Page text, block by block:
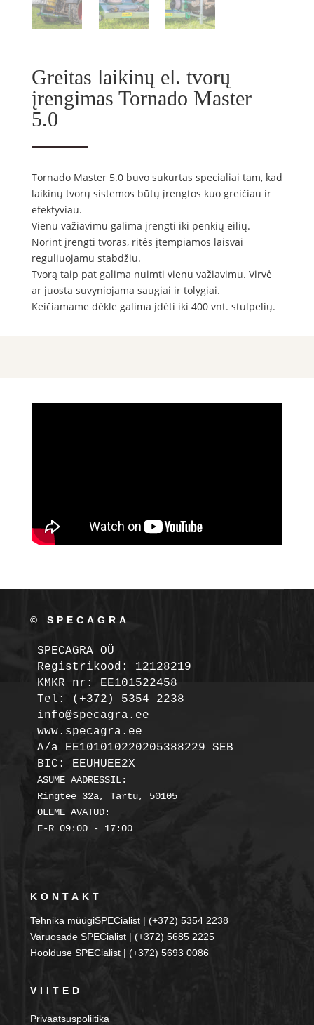
Greitas laikinų el. tvorų
įrengimas Tornado Master
5.0
Tornado Master 5.0 buvo sukurtas specialiai tam, kad
laikinų tvorų sistemos būtų įrengtos kuo greičiau ir
efektyviau.
Vienu važiavimu galima įrengti iki penkių eilių.
Norint įrengti tvoras, ritės įtempiamos laisvai
reguliuojamu stabdžiu.
Tvorą taip pat galima nuimti vienu važiavimu. Virvė
ar juosta suvyniojama saugiai ir tolygiai.
Keičiamame dėkle galima įdėti iki 400 vnt. stulpelių.
© SPECAGRA
SPECAGRA OÜ
Registrikood: 12128219
KMKR nr: EE101522458
Tel: (+372) 5354 2238
info@specagra.ee
A/a EE101010220205388229 SEB
BIC: EEUHUEE2X
ASUME AADRESSIL:
Ringtee 32a, Tartu, 50105
OLEME AVATUD:
E-R 09:00 - 17:00
KONTAKT
Tehnika müügiSPECialist | (+372) 5354 2238
Varuosade SPECialist | (+372) 5685 2225
Hoolduse SPECialist | (+372) 5693 0086
VIITED
Privaatsuspoliitika